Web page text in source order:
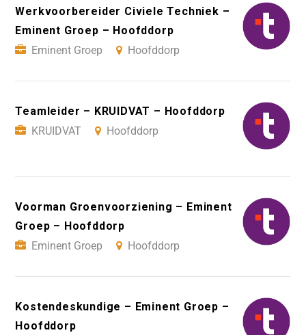
Werkvoorbereider Civiele Techniek –
Eminent Groep – Hoofddorp
Eminent Groep
Hoofddorp
Teamleider – KRUIDVAT – Hoofddorp
KRUIDVAT
Hoofddorp
Voorman Groenvoorziening – Eminent
Groep – Hoofddorp
Eminent Groep
Hoofddorp
Kostendeskundige – Eminent Groep –
Hoofddorp